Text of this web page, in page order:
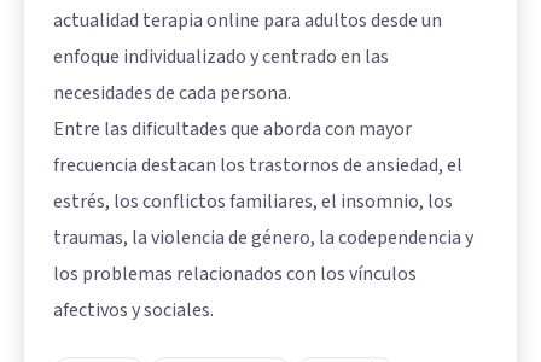
actualidad terapia online para adultos desde un
enfoque individualizado y centrado en las
necesidades de cada persona.
Entre las dificultades que aborda con mayor
frecuencia destacan los trastornos de ansiedad, el
estrés, los conflictos familiares, el insomnio, los
traumas, la violencia de género, la codependencia y
los problemas relacionados con los vínculos
afectivos y sociales.